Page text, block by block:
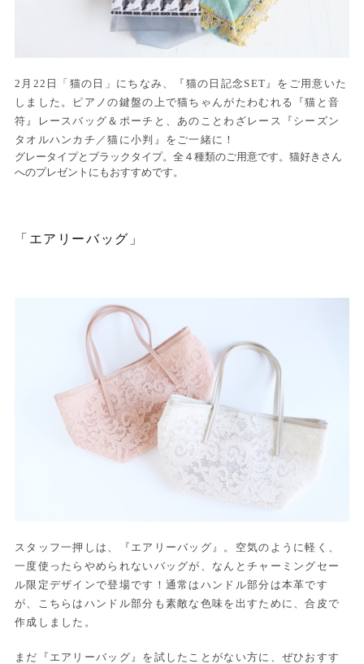
2月22日「猫の日」にちなみ、『猫の日記念SET』をご用意いた
しました。ピアノの鍵盤の上で猫ちゃんがたわむれる『猫と音
符』レースバッグ＆ポーチと、あのことわざレース『シーズン
タオルハンカチ／猫に小判』をご一緒に！
グレータイプとブラックタイプ。全４種類のご用意です。猫好きさん
へのプレゼントにもおすすめです。
「エアリーバッグ」
スタッフ一押しは、『エアリーバッグ』。空気のように軽く、
一度使ったらやめられないバッグが、なんとチャーミングセー
ル限定デザインで登場です！通常はハンドル部分は本革です
が、こちらはハンドル部分も素敵な色味を出すために、合皮で
作成しました。
まだ『エアリーバッグ』を試したことがない方に、ぜひおすす